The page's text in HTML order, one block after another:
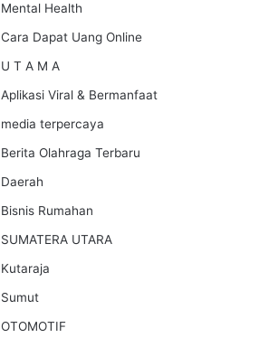
Mental Health
Cara Dapat Uang Online
U T A M A
Aplikasi Viral & Bermanfaat
media terpercaya
Berita Olahraga Terbaru
Daerah
Bisnis Rumahan
SUMATERA UTARA
Kutaraja
Sumut
OTOMOTIF